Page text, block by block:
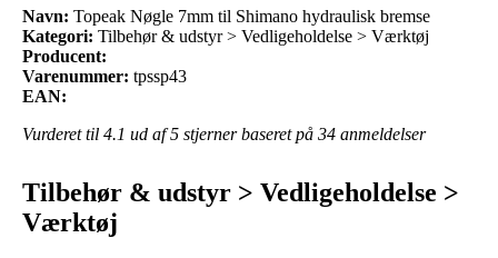
Navn: Topeak Nøgle 7mm til Shimano hydraulisk bremse
Kategori: Tilbehør & udstyr > Vedligeholdelse > Værktøj
Producent:
Varenummer: tpssp43
EAN:
Vurderet til 4.1 ud af 5 stjerner baseret på 34 anmeldelser
Tilbehør & udstyr > Vedligeholdelse >
Værktøj